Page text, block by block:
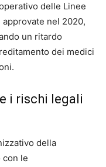
delle Linee
nel 2020,
un ritardo
dei medici
i rischi legali
della
le